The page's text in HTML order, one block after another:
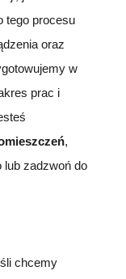
tego procesu
oraz
w
prac i
,
zadzwoń do
chcemy